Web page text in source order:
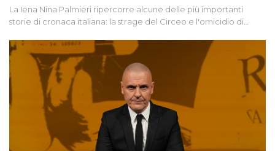
La Iena Nina Palmieri ripercorre alcune delle più importanti
storie di cronaca italiana: la strage del Circeo e l'omicidio di